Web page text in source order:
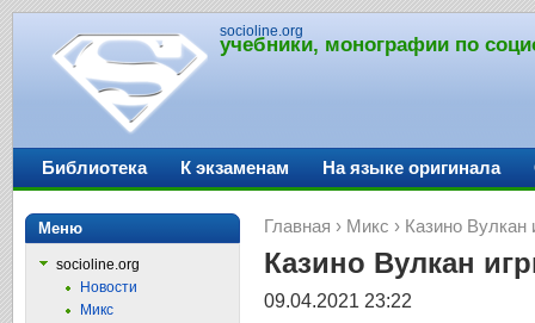
socioline.org
учебники, монографии по
Главная › Микс › Казино Вулкан
Казино Вулкан
09.04.2021 23:22
Библиотека К экзаменам На языке оригинала
Меню
socioline.org
Новости
Микс